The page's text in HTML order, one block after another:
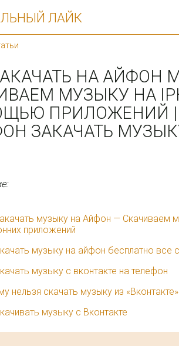
ЛАЙК
НА АЙФОН
МУЗЫКУ НА
ПРИЛОЖЕНИЙ |
ЗАКАЧАТЬ
музыку на Айфон — Скачиваем
приложений
музыку на айфон бесплатно все
музыку с вконтакте на телефон
нельзя скачать музыку из «Вконтакте»
музыку с Вконтакте